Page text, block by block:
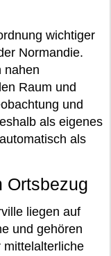
wichtiger
Normandie.
nahen
Raum und
und
als eigenes
als
Ortsbezug
liegen auf
und gehören
mittelalterliche